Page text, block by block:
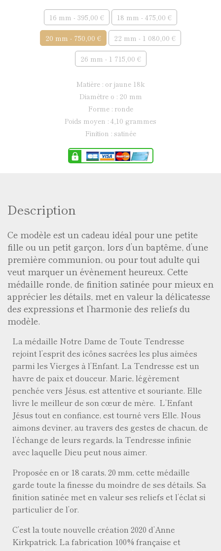
16 mm - 395,00 € 18 mm - 475,00 €
20 mm - 750,00 € 22 mm - 1 080,00 €
26 mm - 1 715,00 €
matière : or jaune 18k
diamètre ø : 20 mm
forme : ronde
poids moyen : 4,10 grammes
finition : satinée
Description
Ce modèle est un cadeau idéal pour une petite
fille ou un petit garçon, lors d’un baptême, d’une
première communion, ou pour tout adulte qui
veut marquer un évènement heureux. Cette
médaille ronde, de finition satinée pour mieux en
apprécier les détails, met en valeur la délicatesse
des expressions et l’harmonie des reliefs du
modèle.
La médaille Notre Dame de Toute Tendresse
rejoint l’esprit des icônes sacrées les plus aimées
parmi les Vierges à l’Enfant. La Tendresse est un
havre de paix et douceur. Marie, légèrement
penchée vers Jésus, est attentive et souriante. Elle
livre le meilleur de son cœur de mère. L’Enfant
Jésus tout en confiance, est tourné vers Elle. Nous
aimons deviner, au travers des gestes de chacun, de
l’échange de leurs regards, la Tendresse infinie
avec laquelle Dieu peut nous aimer.
Proposée en or 18 carats, 20 mm, cette médaille
garde toute la finesse du moindre de ses détails. Sa
finition satinée met en valeur ses reliefs et l’éclat si
particulier de l’or.
C’est la toute nouvelle création 2020 d’Anne
Kirkpatrick. La fabrication 100% française et